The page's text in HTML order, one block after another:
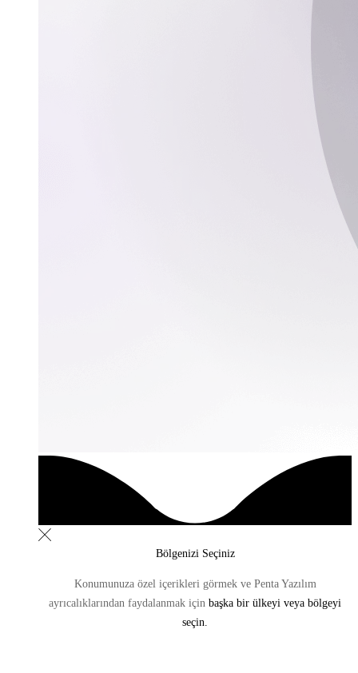
Bölgenizi Seçiniz
Konumunuza özel içerikleri görmek ve Penta Yazılım
ayrıcalıklarından faydalanmak için başka bir ülkeyi veya bölgeyi
seçin.